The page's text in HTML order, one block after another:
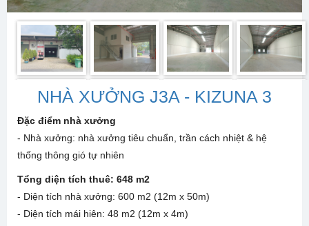
NHÀ XƯỞNG J3A - KIZUNA 3
Đặc điểm nhà xưởng
- Nhà xưởng: nhà xưởng tiêu chuẩn, trần cách nhiệt & hệ
thống thông gió tự nhiên
Tổng diện tích thuê: 648 m2
- Diện tích nhà xưởng: 600 m2 (12m x 50m)
- Diện tích mái hiên: 48 m2 (12m x 4m)